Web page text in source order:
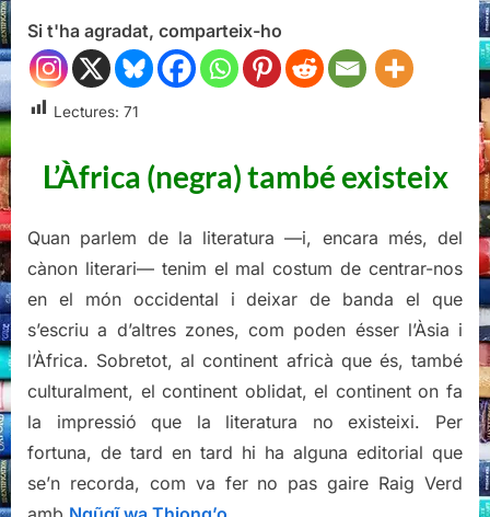
de
l'ocell
blau,
Si t'ha agradat, comparteix-ho
Lectures: 71
L’Àfrica (negra) també existeix
Quan parlem de la literatura —i, encara més, del
cànon literari— tenim el mal costum de centrar-nos
en el món occidental i deixar de banda el que
s’escriu a d’altres zones, com poden ésser l’Àsia i
l’Àfrica. Sobretot, al continent africà que és, també
culturalment, el continent oblidat, el continent on fa
la impressió que la literatura no existeixi. Per
fortuna, de tard en tard hi ha alguna editorial que
se’n recorda, com va fer no pas gaire Raig Verd